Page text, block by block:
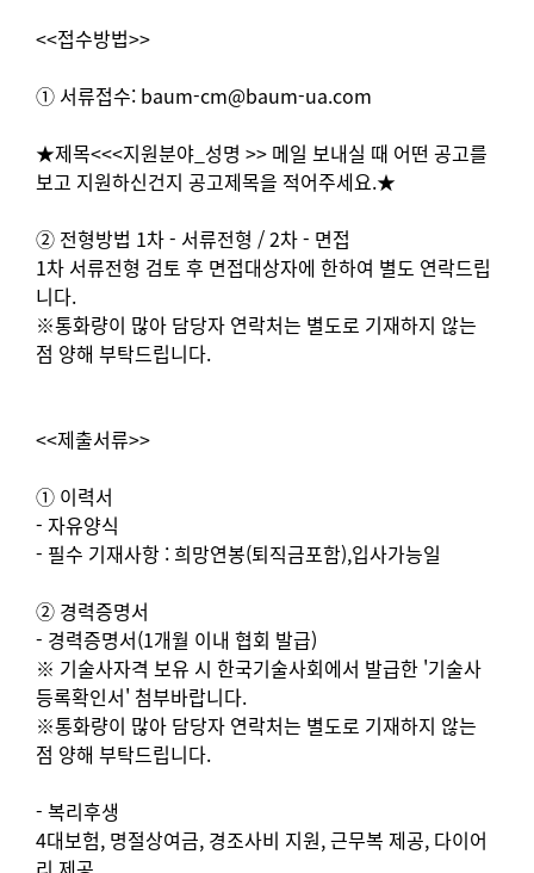
<<접수방법>>
① 서류접수: baum-cm@baum-ua.com
★제목<<<지원분야_성명 >> 메일 보내실 때 어떤 공고를
보고 지원하신건지 공고제목을 적어주세요.★
② 전형방법 1차 - 서류전형 / 2차 - 면접
1차 서류전형 검토 후 면접대상자에 한하여 별도 연락드립
니다.
※통화량이 많아 담당자 연락처는 별도로 기재하지 않는
점 양해 부탁드립니다.
<<제출서류>>
① 이력서
- 자유양식
- 필수 기재사항 : 희망연봉(퇴직금포함),입사가능일
② 경력증명서
- 경력증명서(1개월 이내 협회 발급)
※ 기술사자격 보유 시 한국기술사회에서 발급한 '기술사
등록확인서' 첨부바랍니다.
※통화량이 많아 담당자 연락처는 별도로 기재하지 않는
점 양해 부탁드립니다.
- 복리후생
4대보험, 명절상여금, 경조사비 지원, 근무복 제공, 다이어